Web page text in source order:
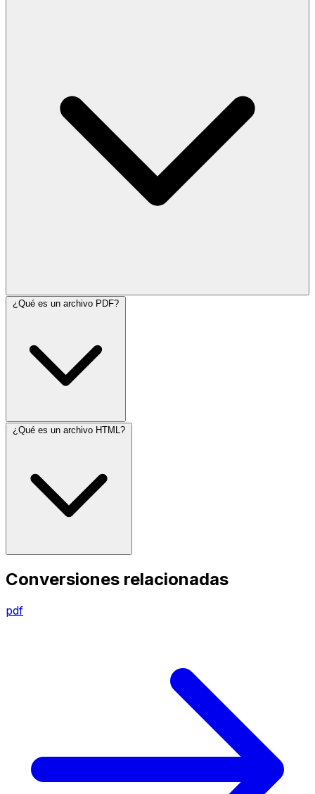
¿Qué es un archivo PDF?
¿Qué es un archivo HTML?
Conversiones relacionadas
pdf